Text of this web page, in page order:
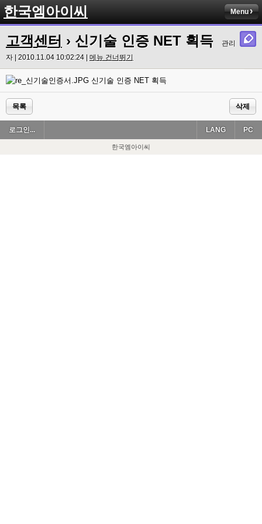
한국엠아이씨 Menu
고객센터 › 신기술 인증 NET 획득
관리
자 | 2010.11.04 10:02:24 | 메뉴 건너뛰기
신기술 인증 NET 획득
목록 삭제
로그인... PC
LANG
한국엠아이씨